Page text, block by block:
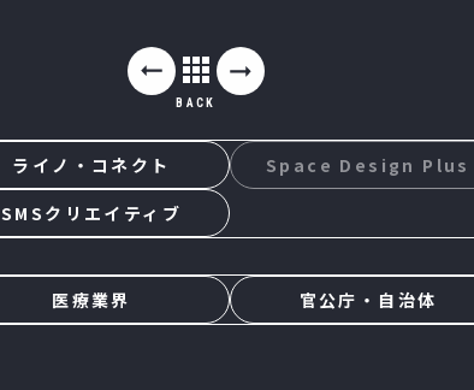
BACK
ライノ・コネクト Space Design Plus
SMSクリエイティブ
医療業界 官公庁・自治体